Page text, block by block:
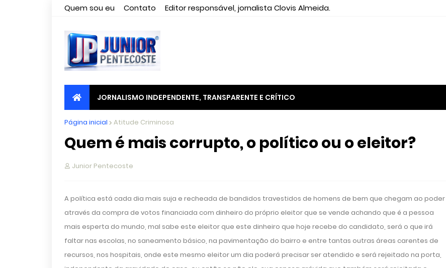
Quem sou eu Contato Editor responsável, jornalista Clovis Almeida.
JORNALISMO INDEPENDENTE, TRANSPARENTE E CRÍTICO
Página inicial Atitude Criminosa
Quem é mais corrupto, o político ou o eleitor?
Junior Pentecoste
A política está cada dia mais suja e recheada de bandidos travestidos de homens de bem que chegam ao poder
através da compra de votos financiada com dinheiro do próprio eleitor que se vende achando que é a pessoa
mais esperta do mundo, mal sabe este eleitor que este dinheiro que hoje recebe do candidato, será o que irá
faltar nas escolas, no saneamento básico, na pavimentação do bairro e entre tantas outras áreas carentes de
recursos, nos hospitais, onde este mesmo eleitor um dia poderá precisar ser atendido e será rejeitado na porta,